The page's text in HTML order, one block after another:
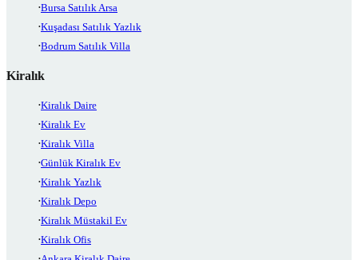
Bursa Satılık Arsa
Kuşadası Satılık Yazlık
Bodrum Satılık Villa
Kiralık
Kiralık Daire
Kiralık Ev
Kiralık Villa
Günlük Kiralık Ev
Kiralık Yazlık
Kiralık Depo
Kiralık Müstakil Ev
Kiralık Ofis